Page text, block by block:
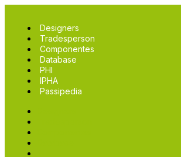
Designers
Tradesperson
Componentes
Database
PHI
IPHA
Passipedia